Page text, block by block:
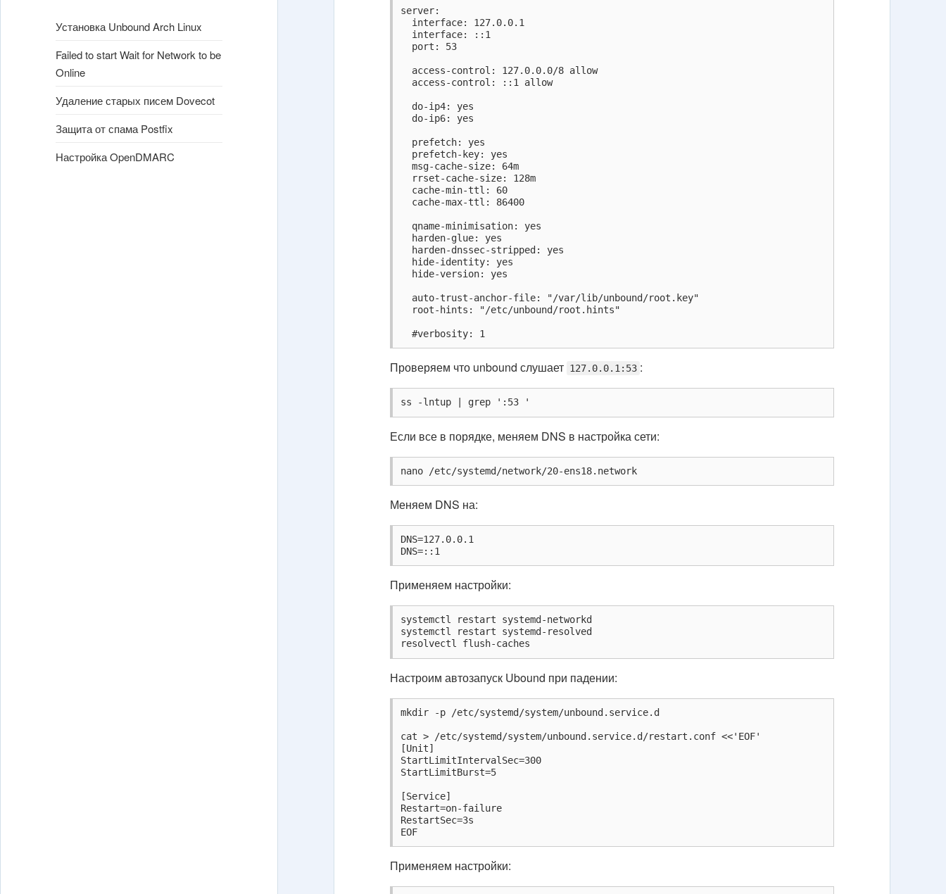
Установка Unbound Arch Linux
Failed to start Wait for Network to be
Online
Удаление старых писем Dovecot
Защита от спама Postfix
Настройка OpenDMARC
server:
  interface: 127.0.0.1
  interface: ::1
  port: 53
  access-control: 127.0.0.0/8 allow
  access-control: ::1 allow
  do-ip4: yes
  do-ip6: yes
  prefetch: yes
  prefetch-key: yes
  msg-cache-size: 64m
  rrset-cache-size: 128m
  cache-min-ttl: 60
  cache-max-ttl: 86400
  qname-minimisation: yes
  harden-glue: yes
  harden-dnssec-stripped: yes
  hide-identity: yes
  hide-version: yes
  auto-trust-anchor-file: "/var/lib/unbound/root.key"
  root-hints: "/etc/unbound/root.hints"
  #verbosity: 1
Проверяем что unbound слушает 127.0.0.1:53 :
ss -lntup | grep ':53 '
Если все в порядке, меняем DNS в настройка сети:
nano /etc/systemd/network/20-ens18.network
Меняем DNS на:
DNS=127.0.0.1
DNS=::1
Применяем настройки:
systemctl restart systemd-networkd
systemctl restart systemd-resolved
resolvectl flush-caches
Настроим автозапуск Ubound при падении:
mkdir -p /etc/systemd/system/unbound.service.d
cat > /etc/systemd/system/unbound.service.d/restart.conf <<'EOF'
[Unit]
StartLimitIntervalSec=300
StartLimitBurst=5
[Service]
Restart=on-failure
RestartSec=3s
EOF
Применяем настройки: